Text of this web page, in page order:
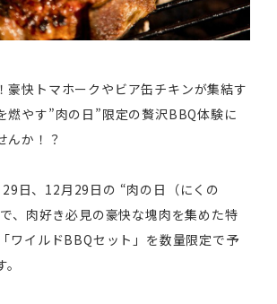
豪快トマホークやビア缶チキンが集結す
燃やす”肉の日”限定の贅沢BBQ体験に
んか！？
日、12月29日の “肉の日（にくの
、肉好き必見の豪快な塊肉を集めた特
ワイルドBBQセット」を数量限定で予